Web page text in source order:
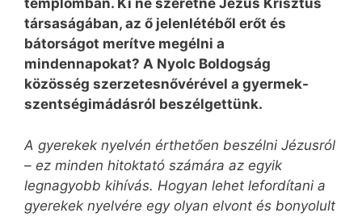
templomban. Ki ne szeretné Jézus Krisztus
társaságában, az ő jelenlétéből erőt és
bátorságot merítve megélni a
mindennapokat? A Nyolc Boldogság
közösség szerzetesnővérével a gyermek-
szentségimádásról beszélgettünk.
A gyerekek nyelvén érthetően beszélni Jézusról
– ez minden hitoktató számára az egyik
legnagyobb kihívás. Hogyan lehet lefordítani a
gyerekek nyelvére egy olyan elvont és bonyolult